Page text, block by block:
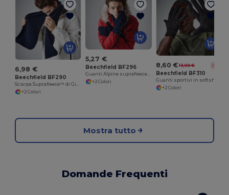
6,98 €
Beechfield BF290
Sciarpa Suprafleece™ di Ginevra
+2 Colori
5,27 €
Beechfield BF296
Guanti Alpine suprafleece™
+2 Colori
8,60 € 13,00 € -34%
Beechfield BF310
Guanti sportivi in softshell
+2 Colori
Mostra tutto
Domande Frequenti